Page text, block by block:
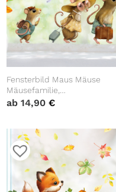
Fensterbild Maus Mäuse
Mäusefamilie,
wiederverwendbare
Fensteraufkleber
ab14,90€